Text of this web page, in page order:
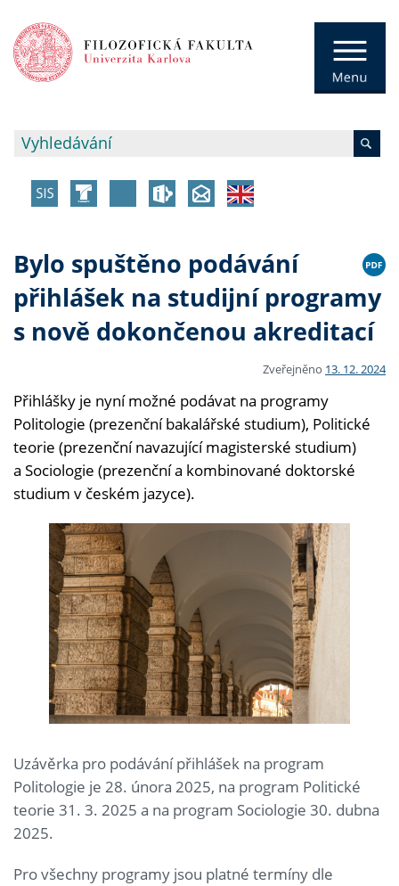
Bylo spuštěno podávání
přihlášek na studijní programy
s nově dokončenou akreditací
Zveřejněno 13. 12. 2024
Přihlášky je nyní možné podávat na programy
Politologie (prezenční bakalářské studium), Politické
teorie (prezenční navazující magisterské studium)
a Sociologie (prezenční a kombinované doktorské
studium v českém jazyce).
Uzávěrka pro podávání přihlášek na program
Politologie je 28. února 2025, na program Politické
teorie 31. 3. 2025 a na program Sociologie 30. dubna
2025.
Pro všechny programy jsou platné termíny dle